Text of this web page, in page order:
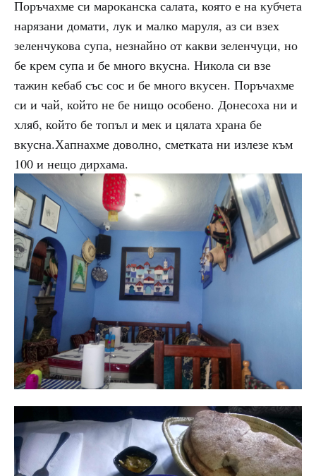
Поръчахме си мароканска салата, която е на кубчета
нарязани домати, лук и малко маруля, аз си взех
зеленчукова супа, незнайно от какви зеленчуци, но
бе крем супа и бе много вкусна. Никола си взе
тажин кебаб със сос и бе много вкусен. Поръчахме
си и чай, който не бе нищо особено. Донесоха ни и
хляб, който бе топъл и мек и цялата храна бе
вкусна.Хапнахме доволно, сметката ни излезе към
100 и нещо дирхама.